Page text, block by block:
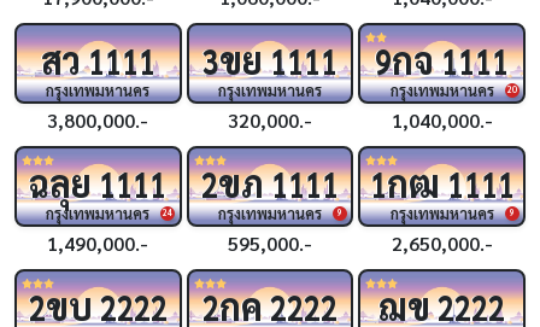
สว1111
กรุงเทพมหานคร
3,800,000.-
3ขย1111
กรุงเทพมหานคร
320,000.-
20
9กจ1111
กรุงเทพมหานคร
1,040,000.-
24
ฉลุย1111
กรุงเทพมหานคร
1,490,000.-
9
2ขภ1111
กรุงเทพมหานคร
595,000.-
9
1กฒ1111
กรุงเทพมหานคร
2,650,000.-
2ขบ2222 2กค2222 ฌข2222